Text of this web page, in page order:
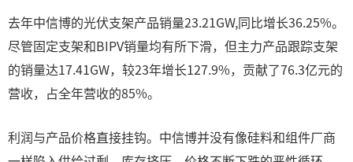
去年中信博的光伏支架产品销量23.21GW,同比增长36.25%。
尽管固定支架和BIPV销量均有所下滑，但主力产品跟踪支架
的销量达17.41GW，较23年增长127.9%，贡献了76.3亿元的
营收，占全年营收的85%。
利润与产品价格直接挂钩。中信博并没有像硅料和组件厂商